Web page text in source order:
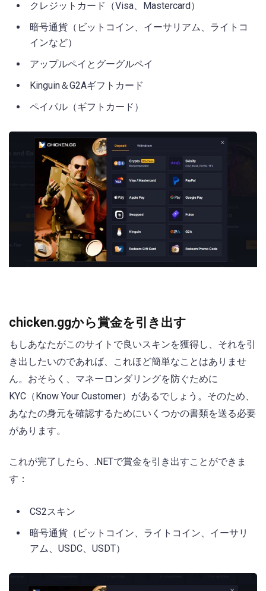
クレジットカード（Visa、Mastercard）
暗号通貨（ビットコイン、イーサリアム、ライトコ
インなど）
アップルペイとグーグルペイ
Kinguin＆G2Aギフトカード
ペイパル（ギフトカード）
chicken.ggから賞金を引き出す
もしあなたがこのサイトで良いスキンを獲得し、それを引
き出したいのであれば、これほど簡単なことはありませ
ん。おそらく、マネーロンダリングを防ぐために
KYC（Know Your Customer）があるでしょう。そのため、
あなたの身元を確認するためにいくつかの書類を送る必要
があります。
これが完了したら、.NETで賞金を引き出すことができま
す：
CS2スキン
暗号通貨（ビットコイン、ライトコイン、イーサリ
アム、USDC、USDT）